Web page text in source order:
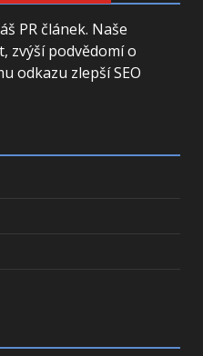
PR článek. Naše
zvýší podvědomí o
odkazu zlepší SEO